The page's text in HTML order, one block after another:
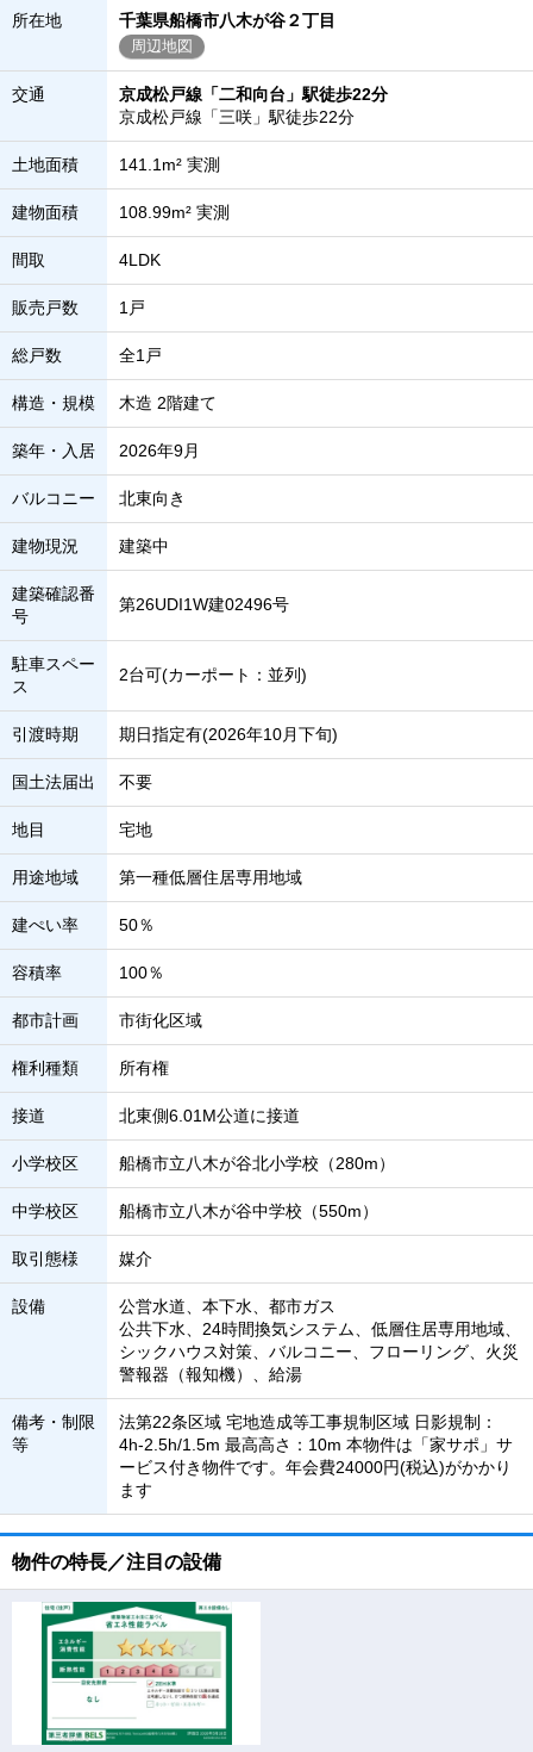
所在地 千葉県船橋市八木が谷２丁目
周辺地図
交通
京成松戸線「二和向台」駅徒歩22分
京成松戸線「三咲」駅徒歩22分
土地面積 141.1m² 実測
建物面積 108.99m² 実測
間取 4LDK
販売戸数 1戸
総戸数 全1戸
構造・規模 木造 2階建て
築年・入居 2026年9月
バルコニー 北東向き
建物現況 建築中
建築確認番
号
第26UDI1W建02496号
駐車スペー
ス
2台可(カーポート：並列)
引渡時期 期日指定有(2026年10月下旬)
国土法届出 不要
地目 宅地
用途地域 第一種低層住居専用地域
建ぺい率 50％
容積率 100％
都市計画 市街化区域
権利種類 所有権
接道 北東側6.01M公道に接道
小学校区 船橋市立八木が谷北小学校（280m）
中学校区 船橋市立八木が谷中学校（550m）
取引態様 媒介
設備
公営水道、本下水、都市ガス
公共下水、24時間換気システム、低層住居専用地域、
シックハウス対策、バルコニー、フローリング、火災
警報器（報知機）、給湯
備考・制限
等
法第22条区域 宅地造成等工事規制区域 日影規制：
4h-2.5h/1.5m 最高高さ：10m 本物件は「家サポ」サ
ービス付き物件です。年会費24000円(税込)がかかり
ます
物件の特長／注目の設備